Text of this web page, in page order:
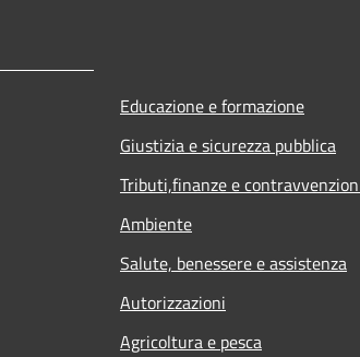
Educazione e formazione
Giustizia e sicurezza pubblica
Tributi,finanze e
Ambiente
Salute, benessere e assistenza
Autorizzazioni
Agricoltura e pesca